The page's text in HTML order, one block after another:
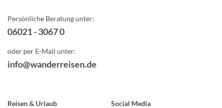
Persönliche Beratung unter:
06021 - 3067 0
oder per E-Mail unter:
info@wanderreisen.de
Reisen & Urlaub
Social Media